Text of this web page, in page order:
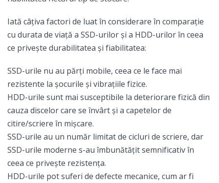
Iată câțiva factori de luat în considerare în comparație
cu durata de viață a SSD-urilor și a HDD-urilor în ceea
ce privește durabilitatea și fiabilitatea:
SSD-urile nu au părți mobile, ceea ce le face mai
rezistente la șocurile și vibrațiile fizice.
HDD-urile sunt mai susceptibile la deteriorare fizică din
cauza discelor care se învârt și a capetelor de
citire/scriere în mișcare.
SSD-urile au un număr limitat de cicluri de scriere, dar
SSD-urile moderne s-au îmbunătățit semnificativ în
ceea ce privește rezistența.
HDD-urile pot suferi de defecte mecanice, cum ar fi